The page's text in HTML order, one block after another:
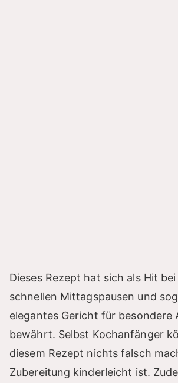
Dieses Rezept hat sich als Hit
schnellen Mittagspausen und
elegantes Gericht für besondere
bewährt. Selbst Kochanfänger
diesem Rezept nichts falsch
Zubereitung kinderleicht ist.